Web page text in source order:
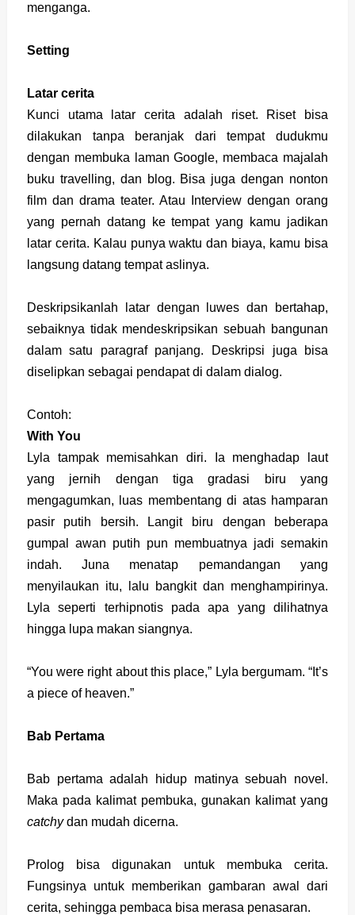
menganga.
Setting
Latar cerita
Kunci utama latar cerita adalah riset. Riset bisa
dilakukan tanpa beranjak dari tempat dudukmu
dengan membuka laman Google, membaca majalah
buku travelling, dan blog. Bisa juga dengan nonton
film dan drama teater. Atau Interview dengan orang
yang pernah datang ke tempat yang kamu jadikan
latar cerita. Kalau punya waktu dan biaya, kamu bisa
langsung datang tempat aslinya.
Deskripsikanlah latar dengan luwes dan bertahap,
sebaiknya tidak mendeskripsikan sebuah bangunan
dalam satu paragraf panjang. Deskripsi juga bisa
diselipkan sebagai pendapat di dalam dialog.
Contoh:
With You
Lyla tampak memisahkan diri. Ia menghadap laut
yang jernih dengan tiga gradasi biru yang
mengagumkan, luas membentang di atas hamparan
pasir putih bersih. Langit biru dengan beberapa
gumpal awan putih pun membuatnya jadi semakin
indah. Juna menatap pemandangan yang
menyilaukan itu, lalu bangkit dan menghampirinya.
Lyla seperti terhipnotis pada apa yang dilihatnya
hingga lupa makan siangnya.
“You were right about this place,” Lyla bergumam. “It’s
a piece of heaven.”
Bab Pertama
Bab pertama adalah hidup matinya sebuah novel.
Maka pada kalimat pembuka, gunakan kalimat yang
catchydan mudah dicerna.
Prolog bisa digunakan untuk membuka cerita.
Fungsinya untuk memberikan gambaran awal dari
cerita, sehingga pembaca bisa merasa penasaran.